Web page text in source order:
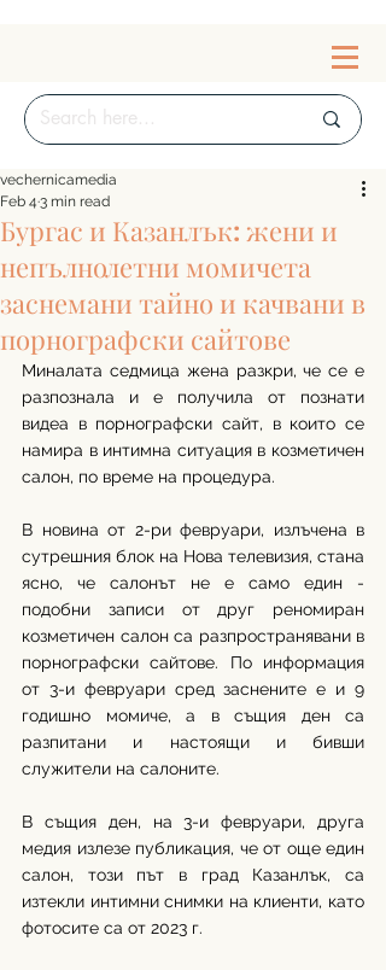
Бургас и Казанлък: жени и
непълнолетни момичета
заснемани тайно и качвани в
порнографски сайтове
vechernicamedia
Feb 4 3 min read
Миналата седмица жена разкри, че се е
разпознала и е получила от познати
видеа в порнографски сайт, в които се
намира в интимна ситуация в козметичен
салон, по време на процедура.
В новина от 2-ри февруари, излъчена в
сутрешния блок на Нова телевизия, стана
ясно, че салонът не е само един -
подобни записи от друг реномиран
козметичен салон са разпространявани в
порнографски сайтове. По информация
от 3-и февруари сред заснените е и 9
годишно момиче, а в същия ден са
разпитани и настоящи и бивши
служители на салоните.
В същия ден, на 3-и февруари, друга
медия излезе публикация, че от още един
салон, този път в град Казанлък, са
изтекли интимни снимки на клиенти, като
фотосите са от 2023 г.